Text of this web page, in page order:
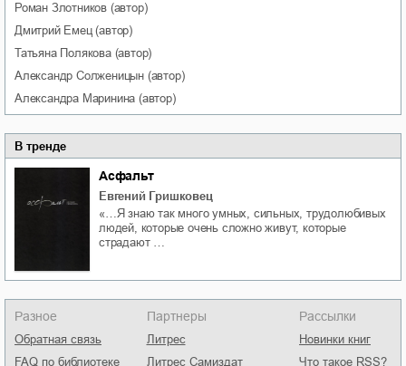
Роман Злотников (автор)
Дмитрий Емец(автор)
Татьяна Полякова(автор)
Александр Солженицын (автор)
Александра Маринина (автор)
В тренде
Асфальт
Евгений Гришковец
«…Я знаю так много умных, сильных, трудолюбивых
людей, которые очень сложно живут, которые
страдают …
Разное
Обратная связь
FAQ по библиотеке
Партнеры
Литрес
Литрес Самиздат
Рассылки
Новинки книг
Что такое RSS?